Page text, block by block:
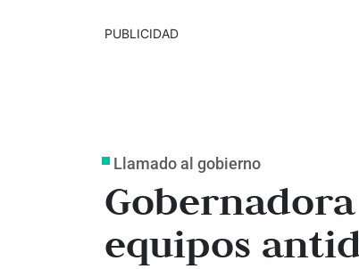
PUBLICIDAD
Llamado al gobierno
equipos